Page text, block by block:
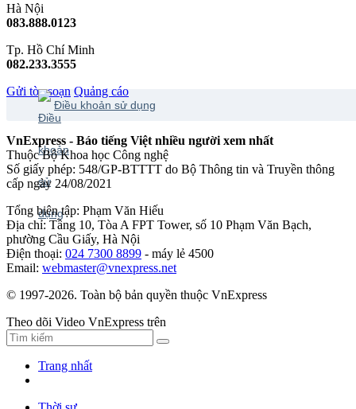
Hà Nội
083.888.0123
Tp. Hồ Chí Minh
082.233.3555
Gửi tòa soạn Quảng cáo
Điều khoản sử dụng
VnExpress - Báo tiếng Việt nhiều người xem nhất
Thuộc Bộ Khoa học Công nghệ
Số giấy phép: 548/GP-BTTTT do Bộ Thông tin và Truyền thông
cấp ngày 24/08/2021
Tổng biên tập: Phạm Văn Hiếu
Địa chỉ: Tầng 10, Tòa A FPT Tower, số 10 Phạm Văn Bạch,
phường Cầu Giấy, Hà Nội
Điện thoại: 024 7300 8899 - máy lẻ 4500
Email: webmaster@vnexpress.net
© 1997-2026. Toàn bộ bản quyền thuộc VnExpress
Theo dõi Video VnExpress trên
Trang nhất